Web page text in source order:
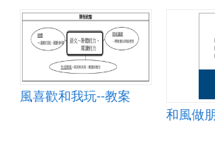
風喜歡和我玩--教案
和風做